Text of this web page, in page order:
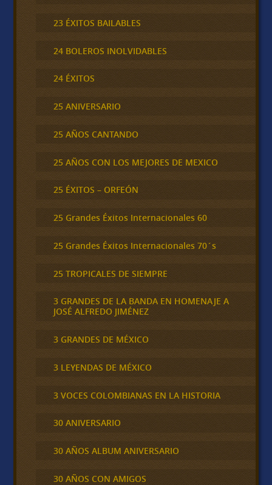
23 ÉXITOS BAILABLES
24 BOLEROS INOLVIDABLES
24 ÉXITOS
25 ANIVERSARIO
25 AÑOS CANTANDO
25 AÑOS CON LOS MEJORES DE MEXICO
25 ÉXITOS – ORFEÓN
25 Grandes Éxitos Internacionales 60
25 Grandes Éxitos Internacionales 70´s
25 TROPICALES DE SIEMPRE
3 GRANDES DE LA BANDA EN HOMENAJE A
JOSÉ ALFREDO JIMÉNEZ
3 GRANDES DE MÉXICO
3 LEYENDAS DE MÉXICO
3 VOCES COLOMBIANAS EN LA HISTORIA
30 ANIVERSARIO
30 AÑOS ALBUM ANIVERSARIO
30 AÑOS CON AMIGOS